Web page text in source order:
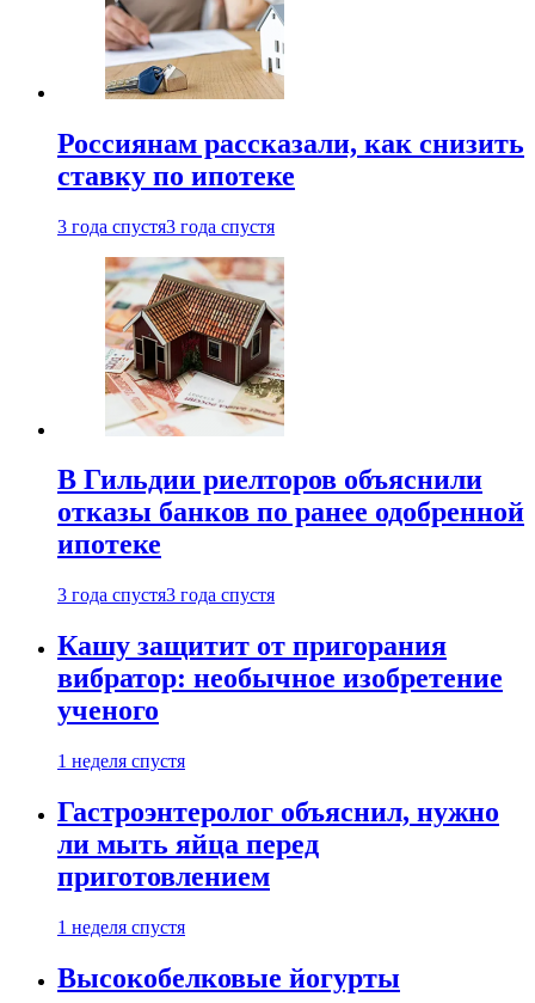
Россиянам рассказали, как снизить
ставку по ипотеке
3 года спустя3 года спустя
В Гильдии риелторов объяснили
отказы банков по ранее одобренной
ипотеке
3 года спустя3 года спустя
Кашу защитит от пригорания
вибратор: необычное изобретение
ученого
1 неделя спустя
Гастроэнтеролог объяснил, нужно
ли мыть яйца перед
приготовлением
1 неделя спустя
Высокобелковые йогурты